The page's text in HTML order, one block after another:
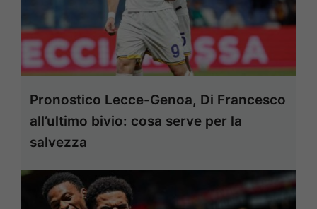
Pronostico Lecce-Genoa, Di Francesco
all’ultimo bivio: cosa serve per la
salvezza